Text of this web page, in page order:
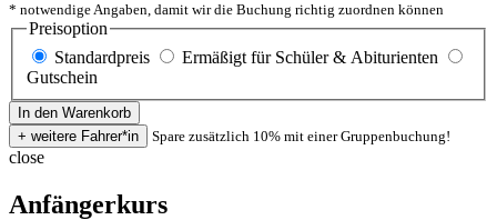
* notwendige Angaben, damit wir die Buchung richtig zuordnen können
Preisoption
Standardpreis
Ermäßigt für Schüler & Abiturienten
Gutschein
Spare zusätzlich 10% mit einer Gruppenbuchung!
close
Anfängerkurs